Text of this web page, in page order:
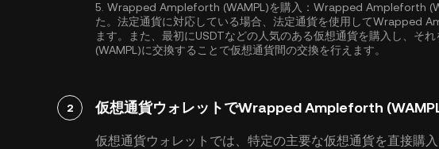
5. Wrapped Ampleforth (WAMPL)を購入： Wrapped Ampleforth
た。法定通貨に対応している場合、法定通貨を使用してWrapped
ます。また、最初にUSDTなどの人気のある仮想通貨を購入し、そ
(WAMPL)に交換することで仮想通貨間の交換を行えます。
2 仮想通貨ウォレットでWrapped Ampleforth
仮想通貨ウォレットでは、特定の主要な仮想通貨を直接購